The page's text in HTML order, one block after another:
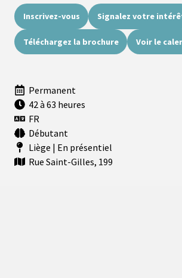
Inscrivez-vous Signalez votre
Téléchargez la brochure Voir le
Permanent
42 à 63 heures
FR
Débutant
Liège | En présentiel
Rue Saint-Gilles, 199